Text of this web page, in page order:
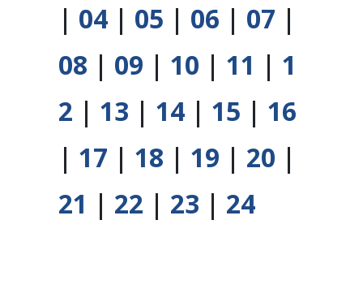
| 04| 05 | 06 | 07 |
08 | 09 | 10 | 11 | 1
2 | 13 | 14| 15 | 16
| 17 | 18 | 19 | 20 |
21 | 22 | 23 | 24